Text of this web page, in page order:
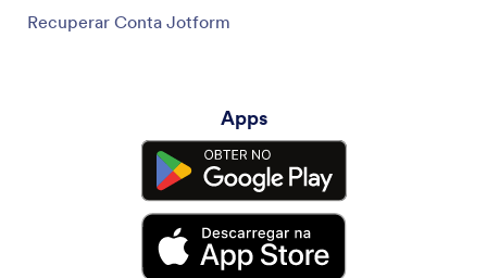
Recuperar Conta Jotform
Apps